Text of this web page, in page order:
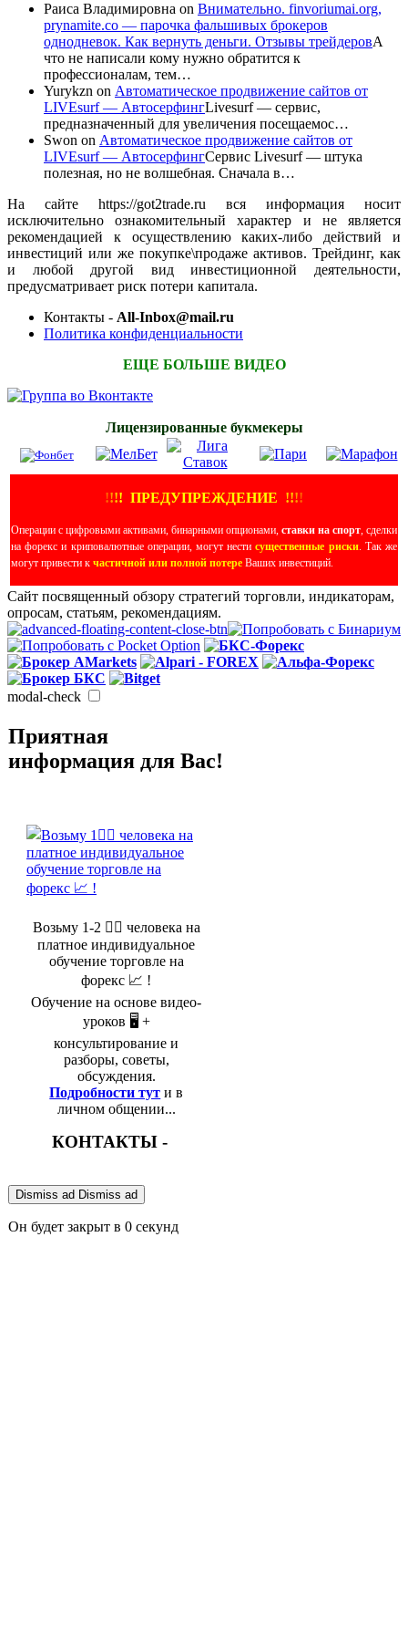
Раиса Владимировна on Внимательно. finvoriumai.org,
prynamite.co — парочка фальшивых брокеров
однодневок. Как вернуть деньги. Отзывы трейдеровА
что не написали кому нужно обратится к
профессионалам, тем…
Yurykzn on Автоматическое продвижение сайтов от
LIVEsurf — АвтосерфингLivesurf — сервис,
предназначенный для увеличения посещаемос…
Swon on Автоматическое продвижение сайтов от
LIVEsurf — АвтосерфингСервис Livesurf — штука
полезная, но не волшебная. Сначала в…
На сайте https://got2trade.ru вся информация носит
исключительно ознакомительный характер и не является
рекомендацией к осуществлению каких-либо действий и
инвестиций или же покупке\продаже активов. Трейдинг, как
и любой другой вид инвестиционной деятельности,
предусматривает риск потери капитала.
Контакты - All-Inbox@mail.ru
Политика конфиденциальности
ЕЩЕ БОЛЬШЕ ВИДЕО
Лицензированные букмекеры
!!!! ПРЕДУПРЕЖДЕНИЕ !!!!
Операции с цифровыми активами, бинарными опционами, ставки на спорт, сделки
на форекс и криповалютные операции, могут нестисущественные риски. Так же
могут привести к частичной или полной потере Ваших инвестиций.
Сайт посвященный обзору стратегий торговли, индикаторам,
опросам, статьям, рекомендациям.
modal-check
Приятная
информация для Вас!
Возьму 1-2 🤵‍♂️ человека на
платное индивидуальное
обучение торговле на
форекс 📈 !
Обучение на основе видео-
уроков 🖥️ +
консультирование и
разборы, советы,
обсуждения.
Подробности тут и в
личном общении...
КОНТАКТЫ -
Dismiss ad Dismiss ad
Он будет закрыт в 0 секунд